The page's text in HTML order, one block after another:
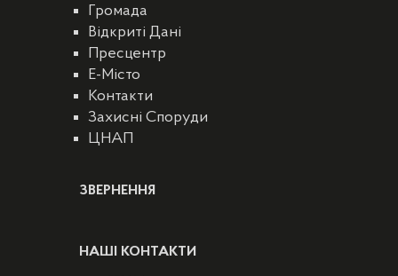
Громада
Відкриті Дані
Пресцентр
E-Місто
Контакти
Захисні Споруди
ЦНАП
ЗВЕРНЕННЯ
НАШІ КОНТАКТИ